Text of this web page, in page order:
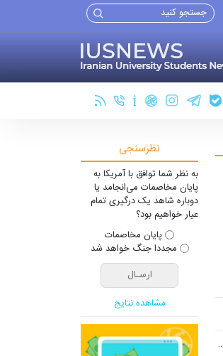
نظرسنجی
به نظر شما توافق با آمریکا به
پایان مخاصمات می‌انجامد یا
دوباره شاهد یک درگیری تمام
عیار خواهیم بود؟
پایان مخاصمات
مجددا جنگ خواهد شد
مشاهده نتایج